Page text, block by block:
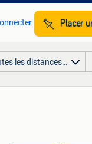
Placer
les distances…